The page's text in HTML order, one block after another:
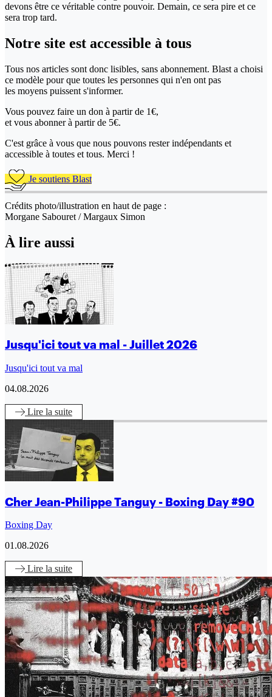
devons être ce véritable contre pouvoir. Demain, ce sera pire et ce
sera trop tard.
Notre site est accessible à tous
Tous nos articles sont donc lisibles, sans abonnement. Blast a choisi
ce modèle pour que toutes les personnes qui n'en ont pas
les moyens puissent s'informer.
Vous pouvez faire un don à partir de 1€,
et vous abonner à partir de 5€.
C'est grâce à vous que nous pouvons rester indépendants et
accessible à toutes et tous. Merci !
Je soutiens Blast
Crédits photo/illustration en haut de page :
Morgane Sabouret / Margaux Simon
À lire aussi
Jusqu'ici tout va mal - Juillet 2026
Jusqu'ici tout va mal
04.08.2026
Lire la suite
Cher Jean-Philippe Tanguy - Boxing Day #90
Boxing Day
01.08.2026
Lire la suite